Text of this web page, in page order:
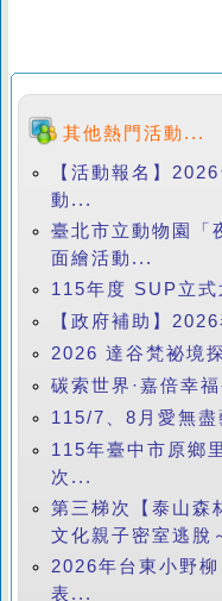
其他熱門活動...
【活動報名】
動...
臺北市立動物園「
面繪活動...
115年度 SUP立
【政府補助】
2026 達谷梵祕境
碳索世界·嘉倍幸
115/7、8月愛無
115年臺中市原鄉
次...
第三梯次【泰山森
文化親子密室逃脫
2026年台東小野
表...